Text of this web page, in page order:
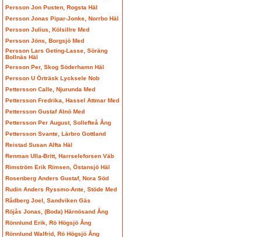
Persson Jon Pusten, Rogsta Häl
Persson Jonas Pipar-Jonke, Norrbo Häl
Persson Julius, Kölsillre Med
Persson Jöns, Borgsjö Med
Persson Lars Geting-Lasse, Söräng
Bollnäs Häl
Persson Per, Skog Söderhamn Häl
Persson U Örträsk Lycksele Nob
Pettersson Calle, Njurunda Med
Pettersson Fredrika, Hassel Attmar Med
Pettersson Gustaf Alnö Med
Pettersson Per August, Sollefteå Ång
Pettersson Svante, Lärbro Gottland
Reistad Susan Alfta Häl
Renman Ulla-Britt, Harrseleforsen Väb
Rimström Erik Rimsen, Östansjö Häl
Rosenberg Anders Gustaf, Nora Söd
Rudin Anders Ryssmo-Ante, Stöde Med
Rådberg Joel, Sandviken Gäs
Röjås Jonas, (Boda) Härnösand Ång
Rönnlund Erik, Rö Högsjö Ång
Rönnlund Walfrid, Rö Högsjö Ång